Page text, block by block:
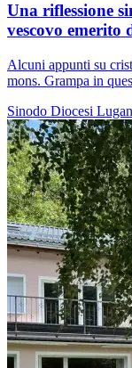
Una riflessione
vescovo emerito
Alcuni appunti su
mons. Grampa in
Sinodo Diocesi